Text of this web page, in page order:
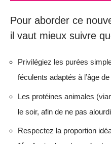
Pour aborder ce
il vaut mieux suivre
Privilégiez les purées
féculents adaptés à l’âge de
Les protéines animales
le soir, afin de ne pas
Respectez la proportion